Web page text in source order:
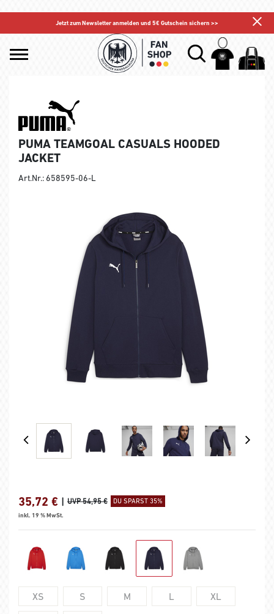
Jetzt zum Newsletter anmelden und 5€ Gutschein sichern >>
PUMA TEAMGOAL CASUALS HOODED
JACKET
Art.Nr.: 658595-06-L
35,72 € | UVP 54,95 € DU SPARST 35%
inkl. 19 % MwSt.
XS S M L XL